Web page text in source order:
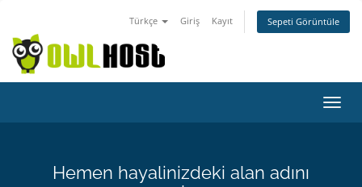
Türkçe Giriş Kayıt Sepeti Görüntüle
Hemen hayalinizdeki alan adını